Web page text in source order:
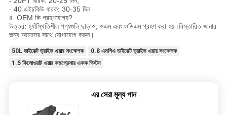
- 40 এইচকিউ ধারক: 30-35 দিন
৪. OEM কি গ্রহণযোগ্য?
উত্তর: হ্যাঁস্থিতিশীল পণ্যগুলি ছাড়াও, ওএম এবং ওডিএম গ্রহণ করা হয়।বিস্তারিত জানার
জন্য আমাদের সাথে যোগাযোগ করুন।
50L ডাইরেক্ট ড্রাইভ এয়ার সংক্ষেপক
0.8 এমপিএ ডাইরেক্ট ড্রাইভ এয়ার সংক্ষেপক
1.5 কিলোওয়াট এয়ার কমপ্রেসার একক পিস্টন
এর সেরা মূল্য পান